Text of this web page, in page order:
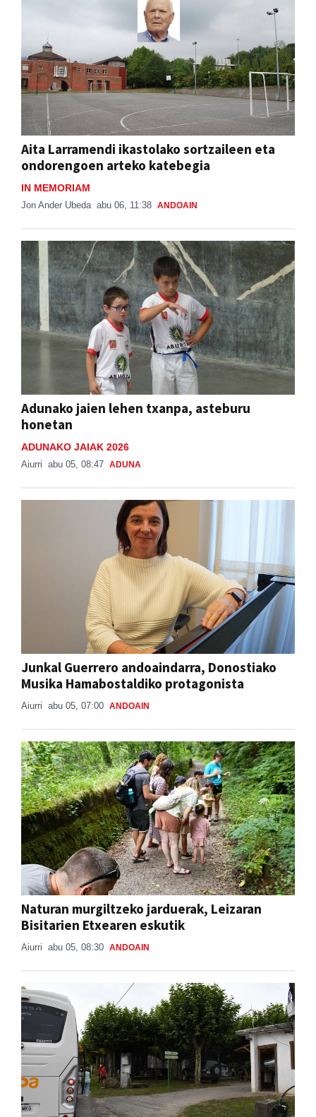
Aita Larramendi ikastolako sortzaileen eta
ondorengoen arteko katebegia
IN MEMORIAM
Jon Ander Ubeda abu 06, 11:38 ANDOAIN
Adunako jaien lehen txanpa, asteburu
honetan
ADUNAKO JAIAK 2026
Aiurri abu 05, 08:47 ADUNA
Junkal Guerrero andoaindarra, Donostiako
Musika Hamabostaldiko protagonista
Aiurri abu 05, 07:00 ANDOAIN
Naturan murgiltzeko jarduerak, Leizaran
Bisitarien Etxearen eskutik
Aiurri abu 05, 08:30 ANDOAIN